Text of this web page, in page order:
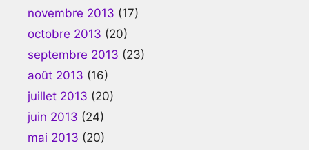
novembre 2013 (17)
octobre 2013 (20)
septembre 2013 (23)
août 2013 (16)
juillet 2013 (20)
juin 2013 (24)
mai 2013 (20)